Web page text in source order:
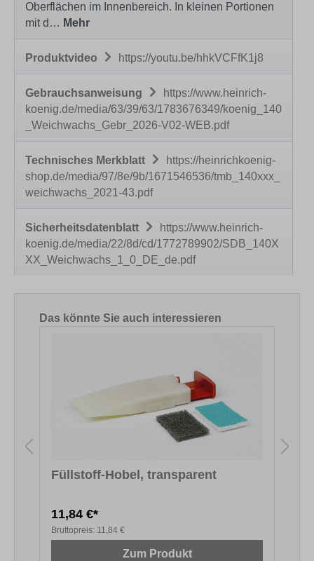
Oberflächen im Innenbereich. In kleinen Portionen
mit d… Mehr
Produktvideo https://youtu.be/hhkVCFfK1j8
Gebrauchsanweisung
https://www.heinrich-
koenig.de/media/63/39/63/1783676349/koenig_140
_Weichwachs_Gebr_2026-V02-WEB.pdf
Technisches Merkblatt
https://heinrichkoenig-
shop.de/media/97/8e/9b/1671546536/tmb_140xxx_
weichwachs_2021-43.pdf
Sicherheitsdatenblatt
https://www.heinrich-
koenig.de/media/22/8d/cd/1772789902/SDB_140X
XX_Weichwachs_1_0_DE_de.pdf
Produktgalerie überspringen
Das könnte Sie auch interessieren
Füllstoff-Hobel, transparent
11,84 €*
Bruttopreis: 11,84 €
Zum Produkt